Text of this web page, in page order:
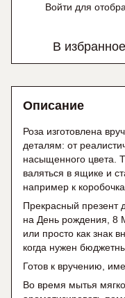
Войти для
В избранное
Описание
Роза изготовлена
деталям: от
насыщенного цвета.
валяться в ящике и
например к
Прекрасный презент
на День рождения, 8
или просто как знак
когда нужен
Готов к вручению,
Во время мытья